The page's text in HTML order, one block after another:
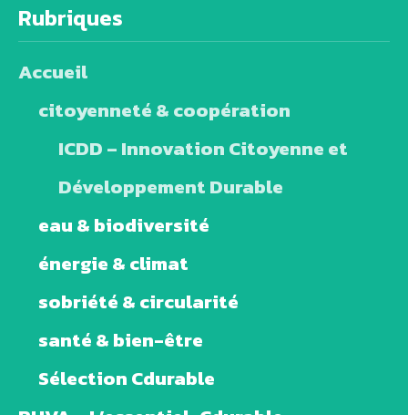
Rubriques
Accueil
citoyenneté & coopération
ICDD – Innovation Citoyenne et
Développement Durable
eau & biodiversité
énergie & climat
sobriété & circularité
santé & bien-être
Sélection Cdurable